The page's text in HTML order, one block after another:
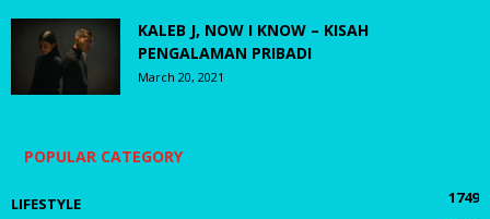
KALEB J, NOW I KNOW – KISAH
PENGALAMAN PRIBADI
March 20, 2021
POPULAR CATEGORY
LIFESTYLE
1749